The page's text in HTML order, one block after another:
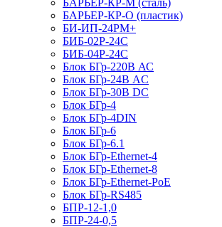
БАРЬЕР-КР-М (сталь)
БАРЬЕР-КР-О (пластик)
БИ-ИП-24РМ+
БИБ-02Р-24С
БИБ-04Р-24С
Блок БГр-220В АС
Блок БГр-24В AC
Блок БГр-30В DC
Блок БГр-4
Блок БГр-4DIN
Блок БГр-6
Блок БГр-6.1
Блок БГр-Ethernet-4
Блок БГр-Ethernet-8
Блок БГр-Ethernet-PoE
Блок БГр-RS485
БПР-12-1,0
БПР-24-0,5